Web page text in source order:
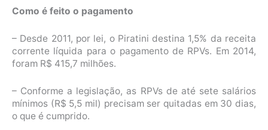
Como é feito o pagamento
– Desde 2011, por lei, o Piratini destina 1,5% da receita
corrente líquida para o pagamento de RPVs. Em 2014,
foram R$ 415,7 milhões.
– Conforme a legislação, as RPVs de até sete salários
mínimos (R$ 5,5 mil) precisam ser quitadas em 30 dias,
o que é cumprido.